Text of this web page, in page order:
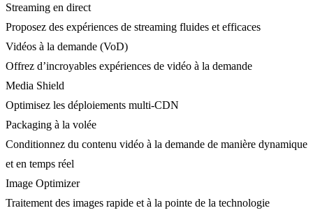
Streaming en direct
Proposez des expériences de streaming fluides et efficaces
Vidéos à la demande (VoD)
Offrez d’incroyables expériences de vidéo à la demande
Media Shield
Optimisez les déploiements multi-CDN
Packaging à la volée
Conditionnez du contenu vidéo à la demande de manière dynamique
et en temps réel
Image Optimizer
Traitement des images rapide et à la pointe de la technologie